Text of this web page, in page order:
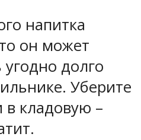
напитка
он может
угодно долго
Уберите
в кладовую –